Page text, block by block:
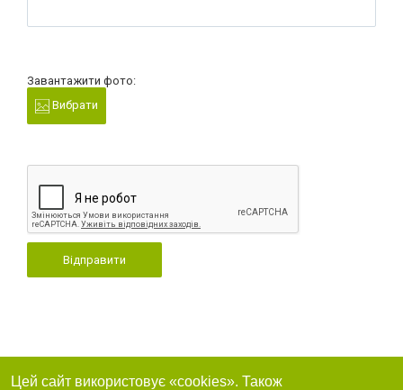
Завантажити фото:
Вибрати
Відправити
Цей сайт використовує «cookies». Також